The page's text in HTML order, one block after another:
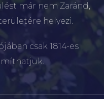
már nem Zaránd,
helyezi.
csak 1814-es